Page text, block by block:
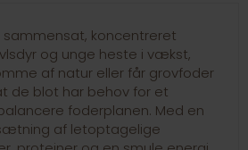
koncentreret
og unge heste i vækst,
af natur eller får grovfoder
de blot har behov for et
foderplanen. Med en
af letoptagelige